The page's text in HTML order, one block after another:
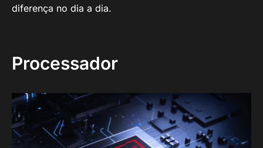
diferença no dia a dia.
Processador